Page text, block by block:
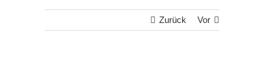
Zurück Vor